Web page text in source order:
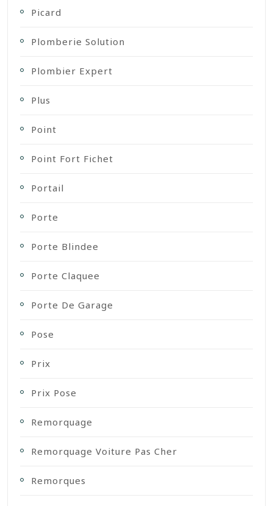
Picard
Plomberie Solution
Plombier Expert
Plus
Point
Point Fort Fichet
Portail
Porte
Porte Blindee
Porte Claquee
Porte De Garage
Pose
Prix
Prix Pose
Remorquage
Remorquage Voiture Pas Cher
Remorques